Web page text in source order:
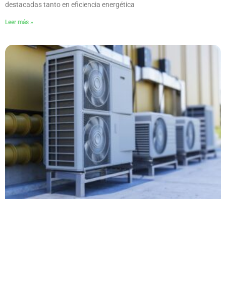
destacadas tanto en eficiencia energética
Leer más »